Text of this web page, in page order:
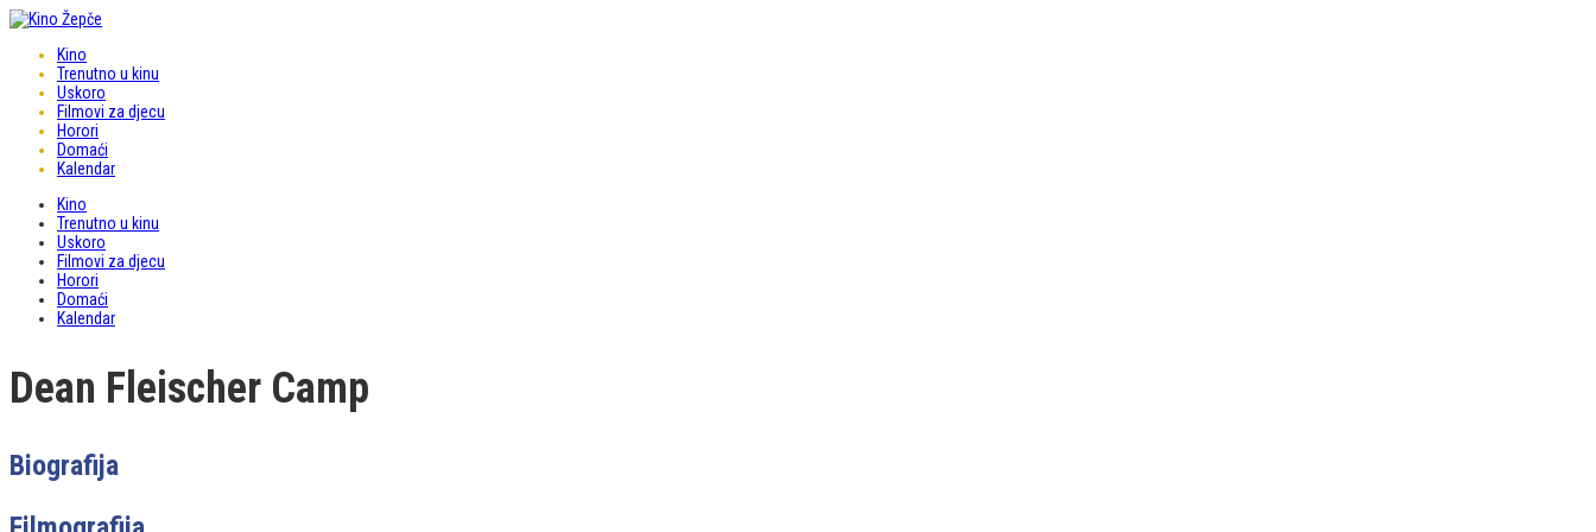
Kino
Trenutno u kinu
Uskoro
Filmovi za djecu
Horori
Domaći
Kalendar
Kino
Trenutno u kinu
Uskoro
Filmovi za djecu
Horori
Domaći
Kalendar
Dean Fleischer Camp
Biografija